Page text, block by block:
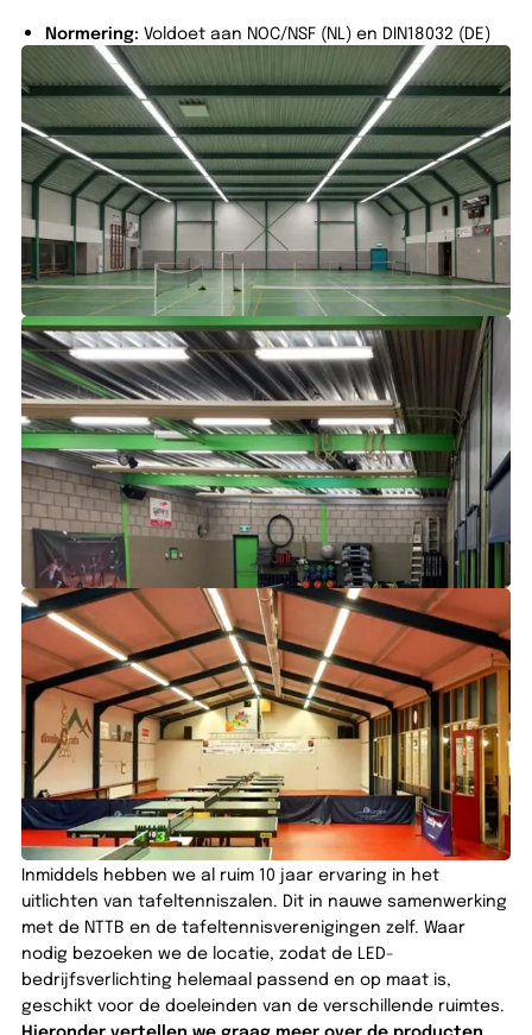
Normering: Voldoet aan NOC/NSF (NL) en DIN18032 (DE)
Inmiddels hebben we al ruim 10 jaar ervaring in het
uitlichten van tafeltenniszalen. Dit in nauwe samenwerking
met de NTTB en de tafeltennisverenigingen zelf. Waar
nodig bezoeken we de locatie, zodat de LED-
bedrijfsverlichting helemaal passend en op maat is,
geschikt voor de doeleinden van de verschillende ruimtes.
Hieronder vertellen we graag meer over de producten